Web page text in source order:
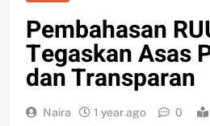
Pembahasan
Tegaskan Asas
dan Transparan
Naira 1 year ago 0